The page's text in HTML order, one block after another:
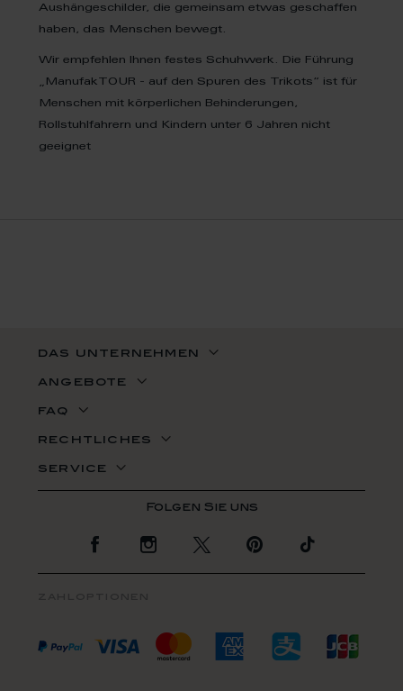
Aushängeschilder, die gemeinsam etwas geschaffen
haben, das Menschen bewegt.
Wir empfehlen Ihnen festes Schuhwerk. Die Führung
„ManufakTOUR - auf den Spuren des Trikots“ ist für
Menschen mit körperlichen Behinderungen,
Rollstuhlfahrern und Kindern unter 6 Jahren nicht
geeignet
das unternehmen
angebote
faq
rechtliches
service
Zur Facebook Seite
Zur Instagram Seite
Zur Twitter Seite
Zur Pinterest